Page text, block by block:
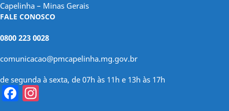
Capelinha – Minas Gerais
FALE CONOSCO
0800 223 0028
comunicacao@pmcapelinha.mg.gov.br
de segunda à sexta, de 07h às 11h e 13h às 17h
Facebook